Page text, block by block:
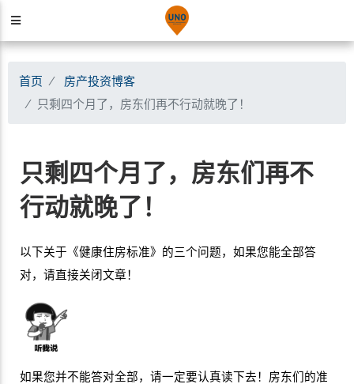
首页
房产投资博客
只剩四个月了，房东们再不行动就晚了！
只剩四个月了，房东们再不
行动就晚了！
以下关于《健康住房标准》的三个问题，如果您能全部答
对，请直接关闭文章！
如果您并不能答对全部，请一定要认真读下去！房东们的准